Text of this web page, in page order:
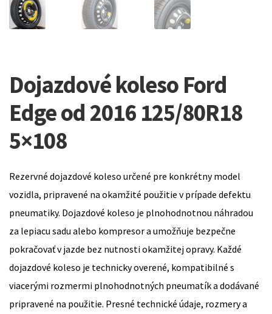
Dojazdové koleso Ford
Edge od 2016 125/80R18
5×108
Rezervné dojazdové koleso určené pre konkrétny model
vozidla, pripravené na okamžité použitie v prípade defektu
pneumatiky. Dojazdové koleso je plnohodnotnou náhradou
za lepiacu sadu alebo kompresor a umožňuje bezpečne
pokračovať v jazde bez nutnosti okamžitej opravy. Každé
dojazdové koleso je technicky overené, kompatibilné s
viacerými rozmermi plnohodnotných pneumatík a dodávané
pripravené na použitie. Presné technické údaje, rozmery a